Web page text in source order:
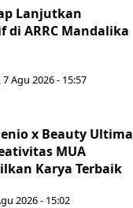
Lanjutkan
di ARRC Mandalika
7 Agu 2026 - 15:57
x Beauty Ultima
MUA
Karya Terbaik
2026 - 15:02